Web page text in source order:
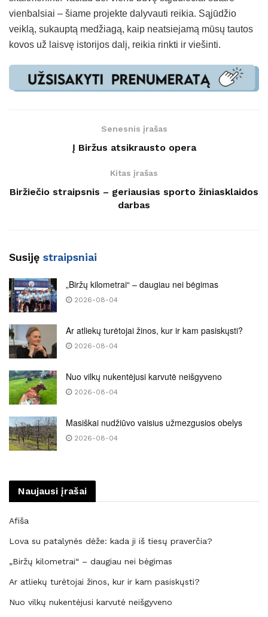
vienbalsiai – šiame projekte dalyvauti reikia. Sąjūdžio
veiklą, sukauptą medžiagą, kaip neatsiejamą mūsų tautos
kovos už laisvę istorijos dalį, reikia rinkti ir viešinti.
Senesnis įrašas
Į Biržus atsikrausto opera
Kitas įrašas
Biržiečio straipsnis – geriausias sporto žiniasklaidos
darbas
Susiję straipsniai
„Biržų kilometrai“ – daugiau nei bėgimas
2026-08-04
Ar atliekų turėtojai žinos, kur ir kam pasiskųsti?
2026-08-04
Nuo vilkų nukentėjusi karvutė neišgyveno
2026-08-04
Masiškai nudžiūvo vaisius užmezgusios obelys
2026-08-04
Naujausi įrašai
Afiša
Lova su patalynės dėže: kada ji iš tiesų praverčia?
„Biržų kilometrai“ – daugiau nei bėgimas
Ar atliekų turėtojai žinos, kur ir kam pasiskųsti?
Nuo vilkų nukentėjusi karvutė neišgyveno